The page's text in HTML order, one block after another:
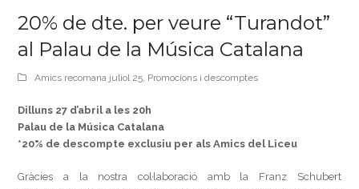
20% de dte. per veure “Turandot”
al Palau de la Música Catalana
Amics recomana juliol 25 Promocions i descomptes
Dilluns 27 d’abril a les 20h
Palau de la Música Catalana
*20% de descompte exclusiu per als Amics del Liceu
Gràcies a la nostra col·laboració amb la Franz Schubert